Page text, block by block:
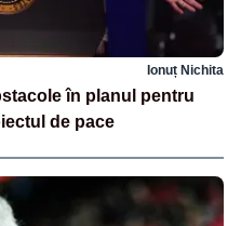
Ionuț Nichita
în planul pentru
de pace